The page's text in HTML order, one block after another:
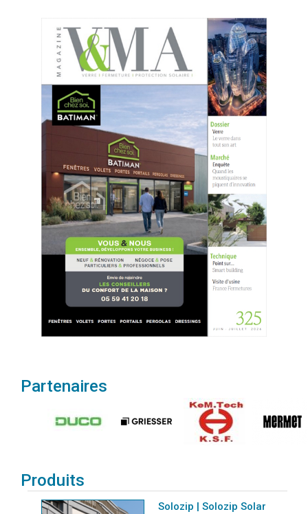
Partenaires
Produits
Solozip | Solozip Solar